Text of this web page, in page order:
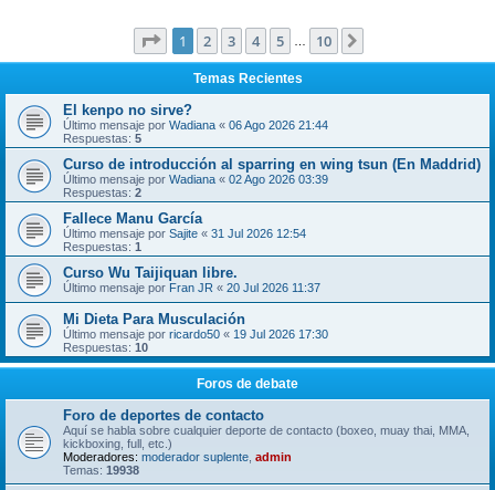
a
r
Página de 10
1 2 3 4 5 10
Temas Recientes
El kenpo no sirve?
Último mensaje por Wadiana « 06 Ago 2026 21:44
Respuestas: 5
Curso de introducción al sparring en wing tsun (En Maddrid)
Último mensaje por Wadiana « 02 Ago 2026 03:39
Respuestas: 2
Fallece Manu García
Último mensaje por Sajite « 31 Jul 2026 12:54
Respuestas: 1
Curso Wu Taijiquan libre.
Último mensaje por Fran JR « 20 Jul 2026 11:37
Mi Dieta Para Musculación
Último mensaje por ricardo50 « 19 Jul 2026 17:30
Respuestas: 10
Foros de debate
Foro de deportes de contacto
Aquí se habla sobre cualquier deporte de contacto (boxeo, muay thai, MMA,
kickboxing, full, etc.)
Moderadores: moderador suplente admin
Temas: 19938